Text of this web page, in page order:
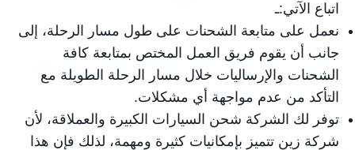
اتباع الآتي:ـ
نعمل على متابعة الشحنات على طول مسار الرحلة، إلى
جانب أن يقوم فريق العمل المختص بمتابعة كافة
الشحنات والإرساليات خلال مسار الرحلة الطويلة مع
التأكد من عدم مواجهة أي مشكلات.
توفر لك الشركة شحن السيارات الكبيرة والعملاقة، لأن
شركة زين تتميز بإمكانيات كثيرة ومهمة، لذلك فإن هذا